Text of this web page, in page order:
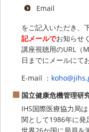
Email
をご記入いただき、
記メールでお知らせ
講座視聴用のURL（
日までにメールにて
E-mail ：
国立健康危機管理研
IHS国際医療協力局
関として1986年に発